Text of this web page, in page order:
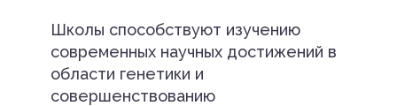
Школы способствуют изучению
современных научных достижений в
области генетики и
совершенствованию